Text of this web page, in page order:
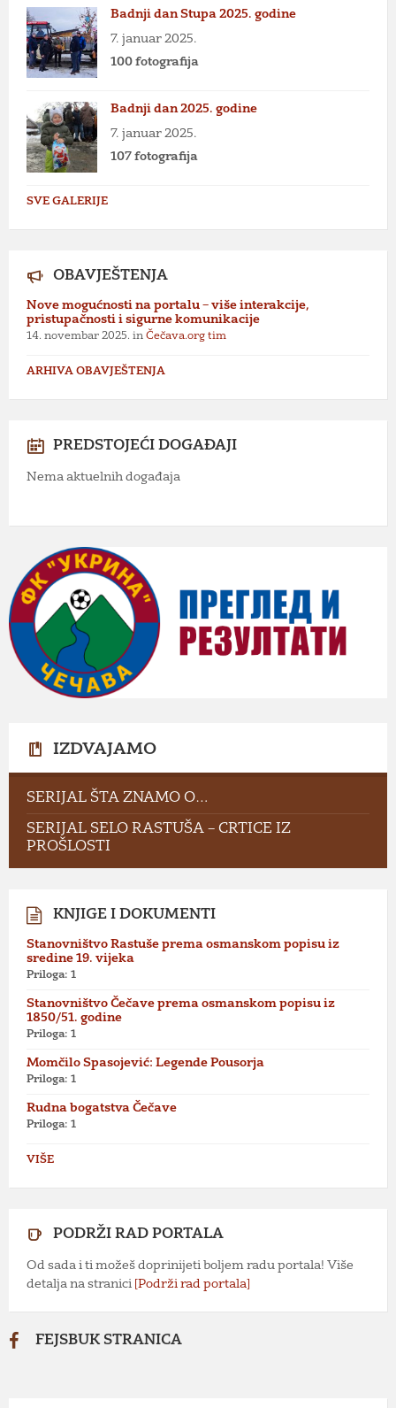
Badnji dan Stupa 2025. godine
7. januar 2025.
100 fotografija
Badnji dan 2025. godine
7. januar 2025.
107 fotografija
SVE GALERIJE
OBAVJEŠTENJA
Nove mogućnosti na portalu – više interakcije,
pristupačnosti i sigurne komunikacije
14. novembar 2025. in Čečava.org tim
ARHIVA OBAVJEŠTENJA
PREDSTOJEĆI DOGAĐAJI
Nema aktuelnih događaja
IZDVAJAMO
SERIJAL ŠTA ZNAMO O…
SERIJAL SELO RASTUŠA – CRTICE IZ
PROŠLOSTI
KNJIGE I DOKUMENTI
Stanovništvo Rastuše prema osmanskom popisu iz
sredine 19. vijeka
Priloga: 1
Stanovništvo Čečave prema osmanskom popisu iz
1850/51. godine
Priloga: 1
Momčilo Spasojević: Legende Pousorja
Priloga: 1
Rudna bogatstva Čečave
Priloga: 1
VIŠE
PODRŽI RAD PORTALA
Od sada i ti možeš doprinijeti boljem radu portala! Više
detalja na stranici [Podrži rad portala]
FEJSBUK STRANICA